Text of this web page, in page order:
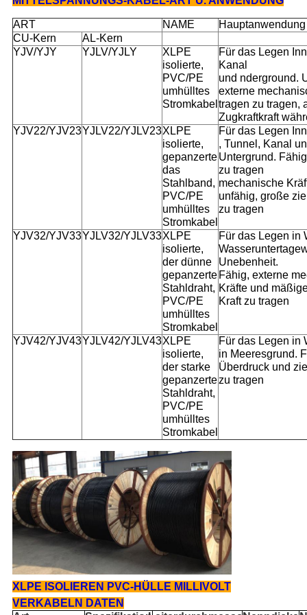
ART NAME
Hauptanwendung
CU-Kern
AL-Kern
YJV/YJY
YJLV/YJLY
XLPE
isolierte,
PVC/PE
umhülltes
Stromkabel
Für das Legen
Kanal
und nderground.
externe
tragen zu tragen,
Zugkraftkraft
YJV22/YJV23YJLV22/YJLV23XLPE
isolierte,
gepanzerte
das
Stahlband,
PVC/PE
umhülltes
Stromkabel
Für das Legen
, Tunnel, Kanal
Untergrund.
zu tragen
mechanische
unfähig, große
zu tragen
YJV32/YJV33YJLV32/YJLV33XLPE
isolierte,
der dünne
gepanzerte
Stahldraht,
PVC/PE
umhülltes
Stromkabel
Für das Legen in
Unebenheit.
Fähig, externe
Kräfte und
Kraft zu tragen
YJV42/YJV43YJLV42/YJLV43XLPE
isolierte,
der starke
gepanzerte
Stahldraht,
PVC/PE
umhülltes
Stromkabel
Für das Legen in
in Meeresgrund.
Überdruck und
zu tragen
XLPE ISOLIEREN PVC-HÜLLE MILLIVOLT
VERKABELN DATEN